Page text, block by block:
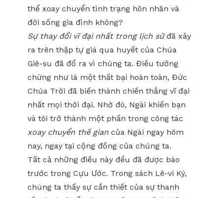
thể xoay chuyển tình trạng hôn nhân và
đời sống gia đình không?
Sự thay đổi vĩ đại nhất trong lịch sửđã xảy
ra trên thập tự giá qua huyết của Chúa
Giê-su đã đổ ra vì chúng ta. Điều tưởng
chừng như là một thất bại hoàn toàn, Đức
Chúa Trời đã biến thành chiến thắng vĩ đại
nhất mọi thời đại. Nhờ đó, Ngài khiến bạn
và tôi trở thành một phần trong công tác
xoay chuyển thế gian của Ngài ngay hôm
nay, ngay tại cộng đồng của chúng ta.
Tất cả những điều này đều đã được báo
trước trong Cựu Ước. Trong sách Lê-vi Ký,
chúng ta thấy sự cần thiết của sự thanh